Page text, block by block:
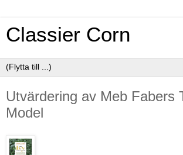
Classier Corn
Utvärdering av Meb Fabers
Model